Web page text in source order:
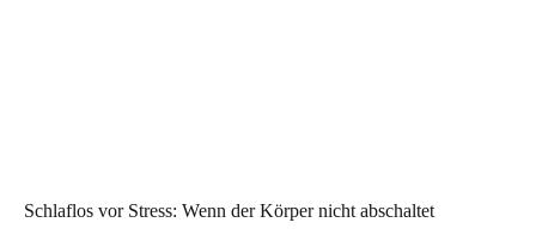
Schlaflos vor Stress: Wenn der Körper nicht abschaltet